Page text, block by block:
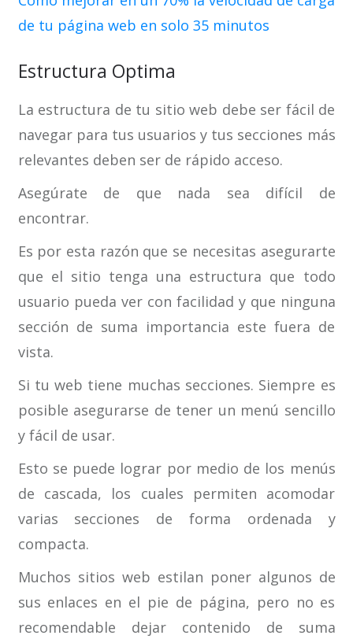
de tu página web en solo 35 minutos
Estructura Optima
La estructura de tu sitio web debe ser fácil de
navegar para tus usuarios y tus secciones más
relevantes deben ser de rápido acceso.
Asegúrate de que nada sea difícil de
encontrar.
Es por esta razón que se necesitas asegurarte
que el sitio tenga una estructura que todo
usuario pueda ver con facilidad y que ninguna
sección de suma importancia este fuera de
vista.
Si tu web tiene muchas secciones. Siempre es
posible asegurarse de tener un menú sencillo
y fácil de usar.
Esto se puede lograr por medio de los menús
de cascada, los cuales permiten acomodar
varias secciones de forma ordenada y
compacta.
Muchos sitios web estilan poner algunos de
sus enlaces en el pie de página, pero no es
recomendable dejar contenido de suma